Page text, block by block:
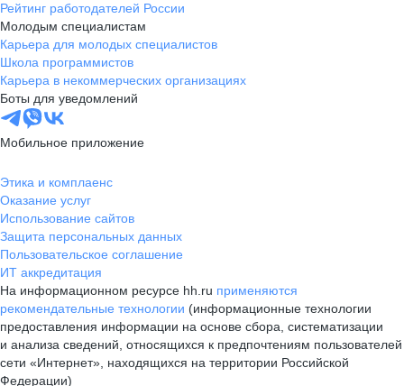
Рейтинг работодателей России
Молодым специалистам
Карьера для молодых специалистов
Школа программистов
Карьера в некоммерческих организациях
Боты для уведомлений
Мобильное приложение
Этика и комплаенс
Оказание услуг
Использование сайтов
Защита персональных данных
Пользовательское соглашение
ИТ аккредитация
На информационном ресурсе hh.ru применяются
рекомендательные технологии (информационные технологии
предоставления информации на основе сбора, систематизации
и анализа сведений, относящихся к предпочтениям пользователей
сети «Интернет», находящихся на территории Российской
Федерации)